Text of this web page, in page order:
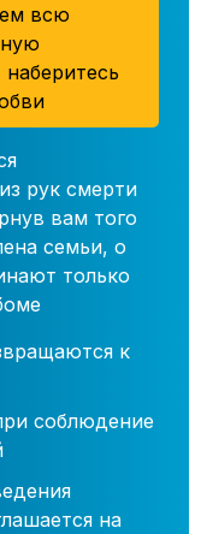
всю
рук смерти
вам того
семьи, о
только
к
соблюдение
на